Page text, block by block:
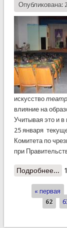
Опубликована:
искусство
влияние на
Учитывая это и в
25 января
Комитета по
при
Подробнее...
« первая
62